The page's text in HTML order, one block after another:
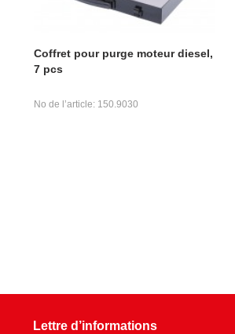
Coffret pour purge moteur diesel,
7 pcs
No de l’article: 150.9030
Lettre d’informations